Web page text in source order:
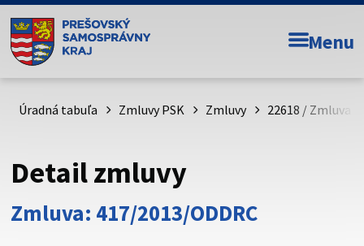
Doména psk.sk je oficiálna
Toto je oficiálna webová stránka Prešovského
psk.sk.
Buďte pozorní a vždy sa uistite, že zdieľate informácie iba
cez zabezpečenú webovú stránku. Zabezpečená stránka
vždy začína https:// pred názvom domény webového sídla.
Menu
Úradná tabuľa Zmluvy PSK Zmluvy 22618 / Zmluva
Detail zmluvy
Zmluva: 417/2013/ODDRC